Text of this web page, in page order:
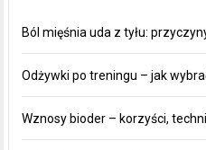
Ból mięśnia uda z tyłu:
Odżywki po treningu – jak
Wznosy bioder – korzyści,